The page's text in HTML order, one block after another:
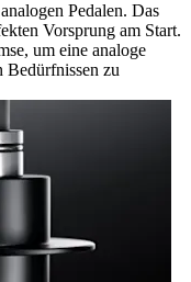
Pedalen. Das
Vorsprung am Start.
um eine analoge
Bedürfnissen zu